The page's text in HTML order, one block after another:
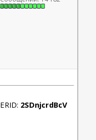
ERID: 2SDnjcrdBcV